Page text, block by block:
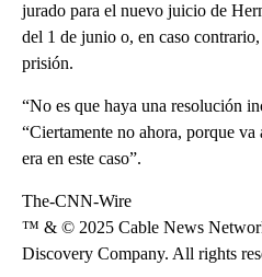
jurado para el nuevo juicio de
del 1 de junio o, en caso
prisión.
“No es que haya una resolución
“Ciertamente no ahora, porque va
era en este caso”.
The-CNN-Wire
™ & © 2025 Cable News
Discovery Company. All rights